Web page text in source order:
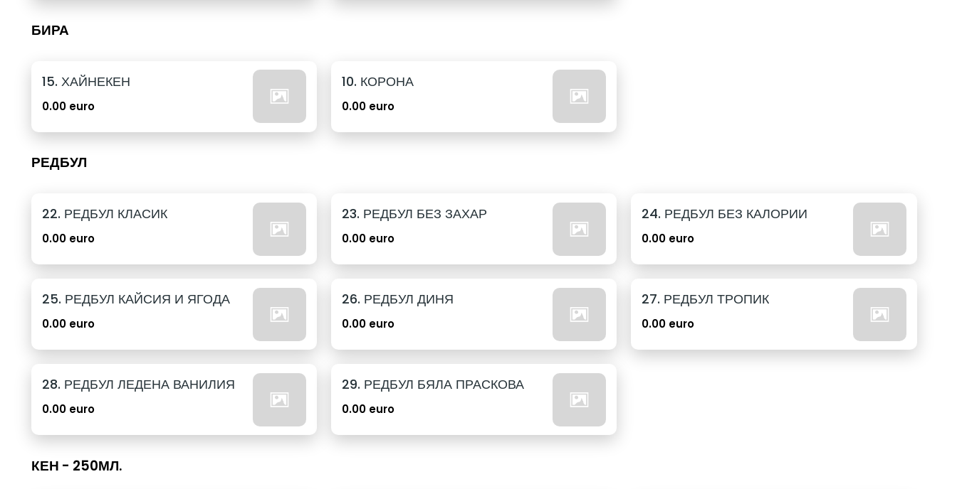
БИРА
15. ХАЙНЕКЕН
0.00 euro
10. КОРОНА
0.00 euro
РЕДБУЛ
22. РЕДБУЛ КЛАСИК
0.00 euro
23. РЕДБУЛ БЕЗ ЗАХАР
0.00 euro
24. РЕДБУЛ БЕЗ КАЛОРИИ
0.00 euro
25. РЕДБУЛ КАЙСИЯ И ЯГОДА
0.00 euro
26. РЕДБУЛ ДИНЯ
0.00 euro
27. РЕДБУЛ ТРОПИК
0.00 euro
28. РЕДБУЛ ЛЕДЕНА ВАНИЛИЯ
0.00 euro
29. РЕДБУЛ БЯЛА ПРАСКОВА
0.00 euro
КЕН - 250МЛ.